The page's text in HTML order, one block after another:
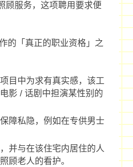
顾服务，这项聘用要求便
的「真正的职业资格」之
目中为求有真实感，该工
影 / 话剧中担演某性别的
障私隐，例如在专供男士
并与在该住宅内居住的人
顾老人的看护。